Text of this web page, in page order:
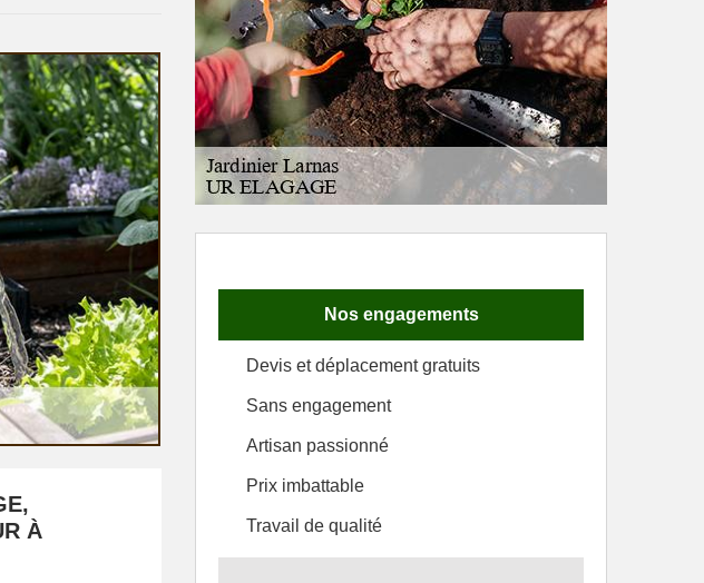
À
Nos engagements
Devis et déplacement gratuits
Sans engagement
Artisan passionné
Prix imbattable
Travail de qualité